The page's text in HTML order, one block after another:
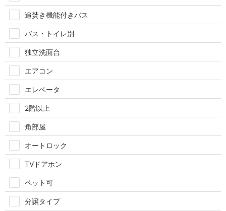
追焚き機能付きバス
バス・トイレ別
独立洗面台
エアコン
エレベータ
2階以上
角部屋
オートロック
TVドアホン
ペット可
分譲タイプ